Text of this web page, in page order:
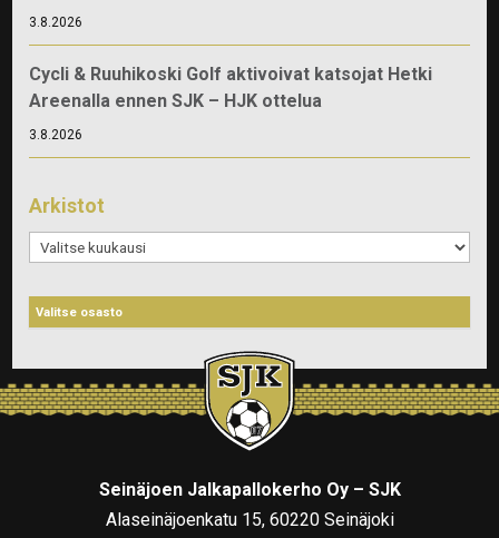
3.8.2026
Cycli & Ruuhikoski Golf aktivoivat katsojat Hetki
Areenalla ennen SJK – HJK ottelua
3.8.2026
Arkistot
Arkistot
Seinäjoen Jalkapallokerho Oy – SJK
Alaseinäjoenkatu 15, 60220 Seinäjoki